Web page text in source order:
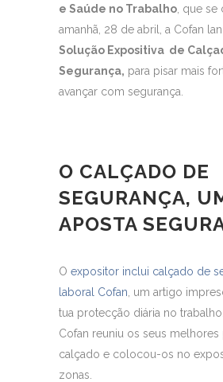
e Saúde no Trabalho , que
amanhã, 28 de abril, a Cofan
Solução Expositiva de
Segurança, para pisar mais
avançar com segurança.
O CALÇADO DE
SEGURANÇA,
APOSTA
O expositor inclui calçado de
laboral Cofan , um artigo
tua protecção diária no
Cofan reuniu os seus
calçado e colocou-os no
zonas.